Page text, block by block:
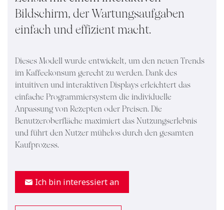
Bildschirm, der Wartungsaufgaben
einfach und effizient macht.
Dieses Modell wurde entwickelt, um den neuen Trends
im Kaffeekonsum gerecht zu werden. Dank des
intuitiven und interaktiven Displays erleichtert das
einfache Programmiersystem die individuelle
Anpassung von Rezepten oder Preisen. Die
Benutzeroberfläche maximiert das Nutzungserlebnis
und führt den Nutzer mühelos durch den gesamten
Kaufprozess.
Ich bin interessiert an